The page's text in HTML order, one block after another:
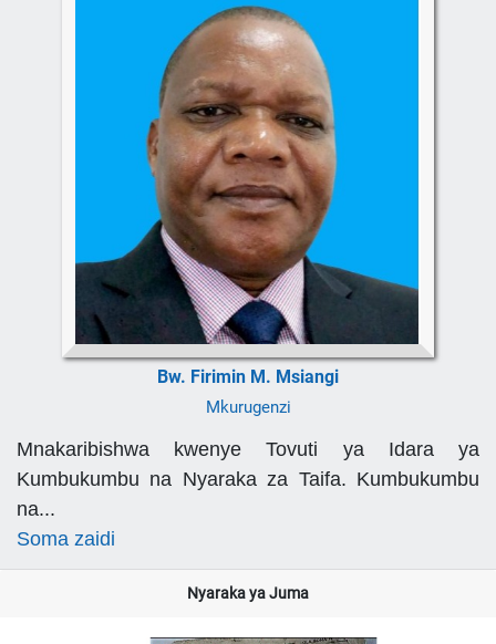
Bw. Firimin M. Msiangi
Mkurugenzi
Mnakaribishwa kwenye Tovuti ya Idara ya
Kumbukumbu na Nyaraka za Taifa. Kumbukumbu
na...
Soma zaidi
Nyaraka ya Juma